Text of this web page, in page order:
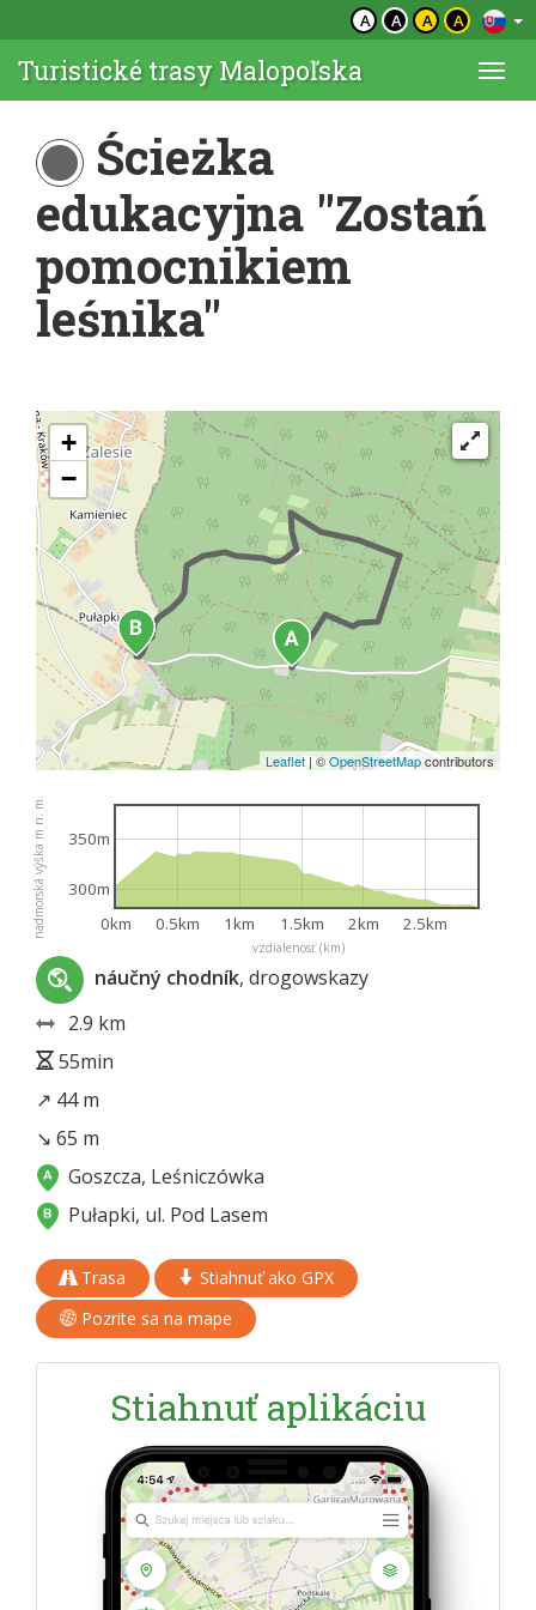
A A A A
Turistické trasy Malopoľska
Ścieżka
edukacyjna "Zostań
pomocnikiem
leśnika"
+
−
Leaflet | ©OpenStreetMapcontributors
vzdialenosť (km)
nadmorská výška m n. m. 0km 0.5km 1km 1.5km 2km 2.5km
300m
350m
náučný chodník, drogowskazy
2.9 km
55min
↗ 44 m
↘ 65 m
Goszcza, Leśniczówka
Pułapki, ul. Pod Lasem
Trasa
Stiahnuť ako GPX
Pozrite sa na mape
Stiahnuť aplikáciu